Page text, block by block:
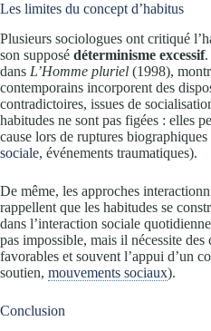
Les limites du concept d’habitus
Plusieurs sociologues ont critiqué
son supposé déterminisme excessif.
dans L’Homme pluriel (1998),
contemporains incorporent des
contradictoires, issues de
habitudes ne sont pas figées : elles
cause lors de ruptures
sociale, événements traumatiques).
De même, les approches
rappellent que les habitudes se
dans l’interaction sociale
pas impossible, mais il nécessite
favorables et souvent l’appui d’un
soutien, mouvements sociaux).
Conclusion